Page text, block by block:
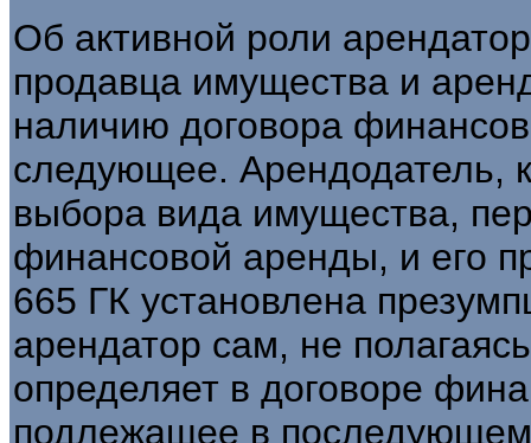
Об активной роли
продавца имущества и
наличию договора
следующее. Арендодатель,
выбора вида имущества,
финансовой аренды, и его
665 ГК установлена
арендатор сам, не
определяет в договоре
подлежащее в последующем